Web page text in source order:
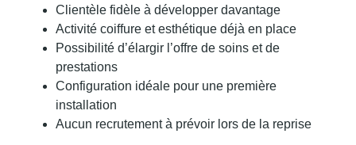
Clientèle fidèle à développer davantage
Activité coiffure et esthétique déjà en place
Possibilité d’élargir l’offre de soins et de
prestations
Configuration idéale pour une première
installation
Aucun recrutement à prévoir lors de la reprise